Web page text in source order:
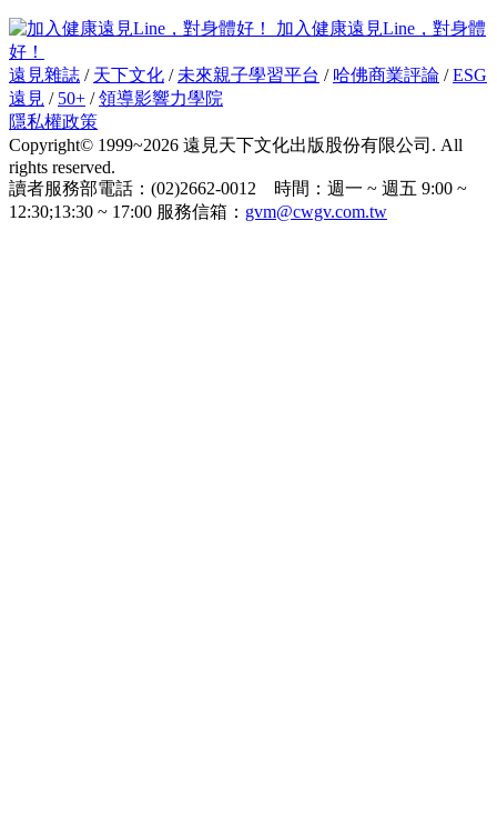
加入健康遠見Line，對身體
好！
遠見雜誌 / 天下文化 / 未來親子學習平台 / 哈佛商業評論 /ESG
遠見 / 50+ /領導影響力學院
隱私權政策
Copyright© 1999~2026 遠見天下文化出版股份有限公司. All
rights reserved.
讀者服務部電話：(02)2662-0012 時間：週一 ~ 週五 9:00 ~
12:30;13:30 ~ 17:00 服務信箱： gvm@cwgv.com.tw